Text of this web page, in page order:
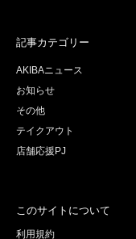
記事カテゴリー
AKIBAニュース
お知らせ
その他
テイクアウト
店舗応援PJ
このサイトについて
利用規約